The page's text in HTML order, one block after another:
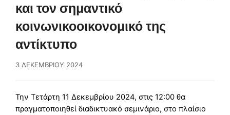
και τον σημαντικό
κοινωνικοοικονομικό της
αντίκτυπο
3 ΔΕΚΕΜΒΡΊΟΥ 2024
Την Τετάρτη 11 Δεκεμβρίου 2024, στις 12:00 θα
πραγματοποιηθεί διαδικτυακό σεμινάριο, στο πλαίσιο